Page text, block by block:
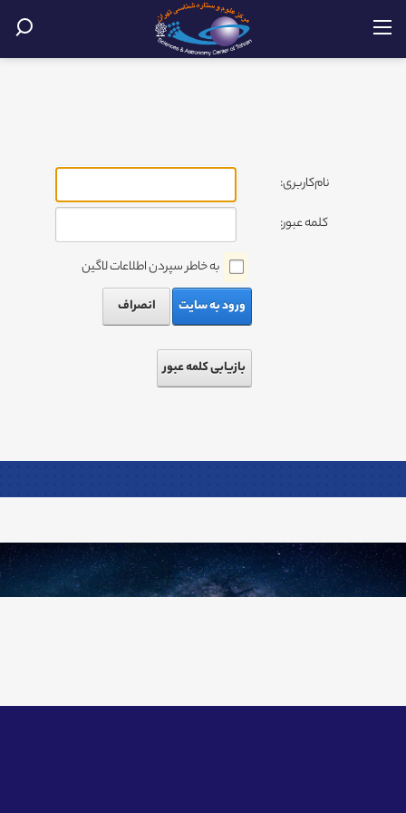
نام‌کاربری:
کلمه عبور:
به خاطر سپردن اطلاعات لاگین
ورود به سایت
انصراف
بازیابی کلمه عبور